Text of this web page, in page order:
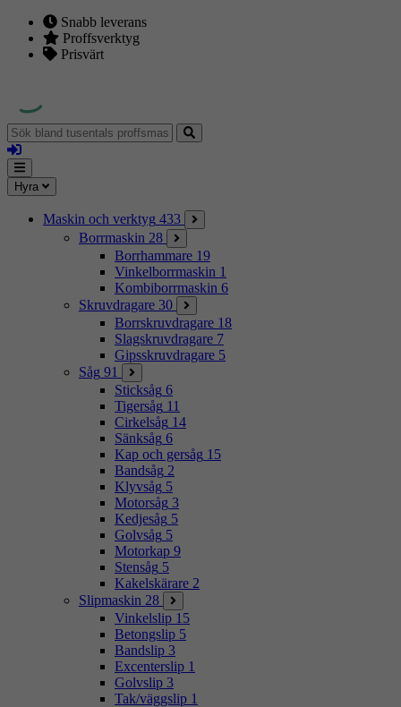
Snabb leverans
Proffsverktyg
Prisvärt
Sök
bland
tusentals
proffsmaskiner
Logga
in
Mina
sidor
Meny
Hyra
Maskin och verktyg 433
Borrmaskin 28
Borrhammare 19
Vinkelborrmaskin 1
Kombiborrmaskin 6
Skruvdragare 30
Borrskruvdragare 18
Slagskruvdragare 7
Gipsskruvdragare 5
Såg 91
Sticksåg 6
Tigersåg 11
Cirkelsåg 14
Sänksåg 6
Kap och gersåg 15
Bandsåg 2
Klyvsåg 5
Motorsåg 3
Kedjesåg 5
Golvsåg 5
Motorkap 9
Stensåg 5
Kakelskärare 2
Slipmaskin 28
Vinkelslip 15
Betongslip 5
Bandslip 3
Excenterslip 1
Golvslip 3
Tak/väggslip 1